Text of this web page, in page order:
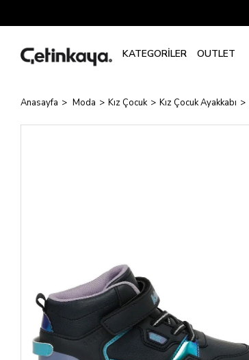
Anasayfa Moda Kız Çocuk Kız Çocuk Ayakkabı